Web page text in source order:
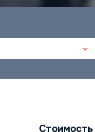
Стоимость